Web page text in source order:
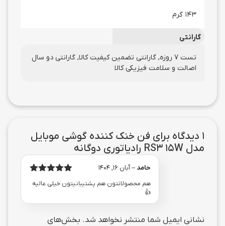
143 گرم
گارانتی
تست 7 روزه, گارانتی تضمین کیفیت کالا, گارانتی دو سال
اصالت و سلامت فیزیکی کالا
1 دیدگاه برای
فن خنک کننده گوشی موبایل
مدل RS3 15W رادیاتوری دوگانه
امتیاز 5 از
5
حامد–آبان 16, 1404
هم محصولاتتون هم پشتیبانیتون خیلی عالیه
👍
نشانی ایمیل شما منتشر نخواهد شد. بخش‌های